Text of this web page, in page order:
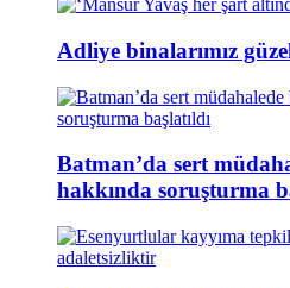
Adliye binalarımız
Batman’da sert
hakkında soruşturma